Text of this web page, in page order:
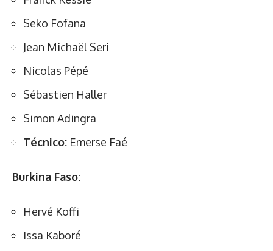
Seko Fofana
Jean Michaël Seri
Nicolas Pépé
Sébastien Haller
Simon Adingra
Técnico: Emerse Faé
Burkina Faso:
Hervé Koffi
Issa Kaboré